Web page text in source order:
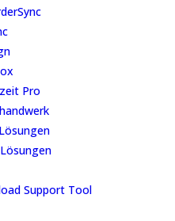
Pro
Support Tool